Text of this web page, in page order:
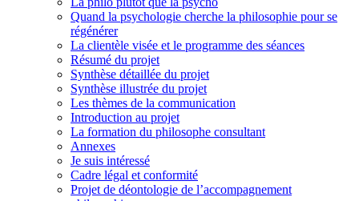
Quand la psychologie cherche la philosophie pour se
régénérer
La clientèle visée et le programme des séances
Résumé du projet
Synthèse détaillée du projet
Synthèse illustrée du projet
Les thèmes de la communication
Introduction au projet
La formation du philosophe consultant
Annexes
Je suis intéressé
Cadre légal et conformité
Projet de déontologie de l’accompagnement